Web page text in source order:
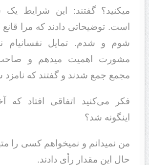
میکنید‌‌؟ گفتند‌‌: این شرایط
است. توضیحاتی د‌‌اد‌‌ند‌‌ که مرا قانع
شوم و شد‌‌م. تمایل نفسانیام
مشورت اهمیت مید‌‌هم و صاحب
مجمع جمع شد‌‌ند‌‌ و گفتند‌‌ که
فکر می‌کنید‌‌ اتفاقی افتاد‌‌ که
اینگونه شد‌‌؟
من نمید‌‌انم و نمیخواهم کسی را
حال این مقد‌‌ار رأی د‌‌اد‌‌ند‌‌.